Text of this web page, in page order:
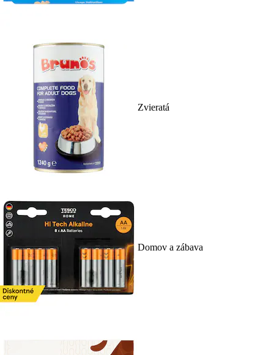
Zvieratá
Domov a zábava